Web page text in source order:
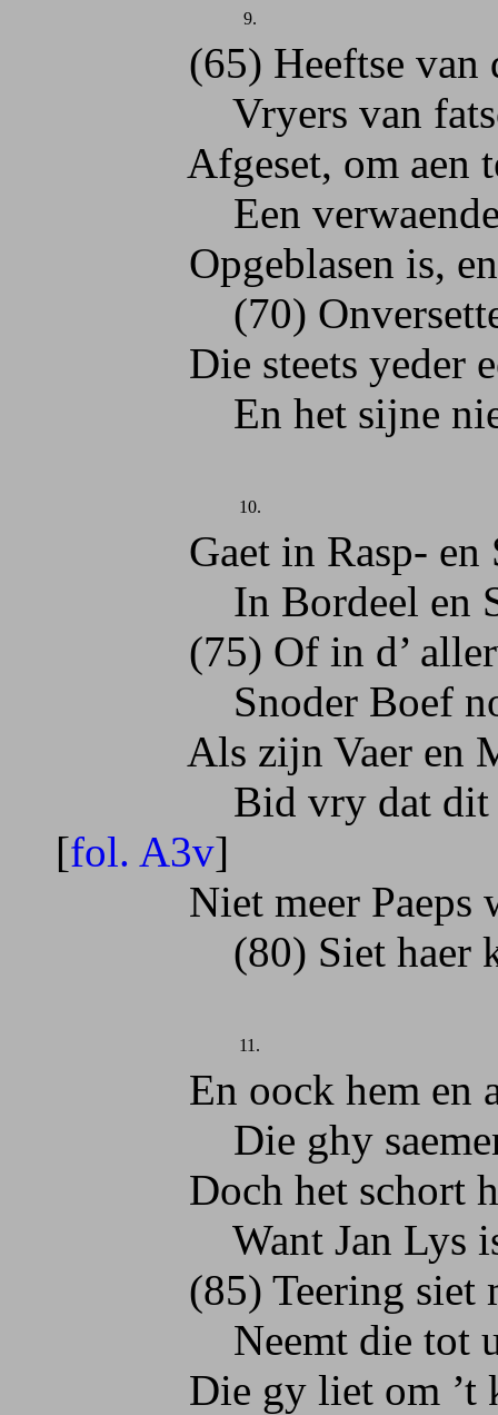
9.
(65) Heeftse van
Vryers van
Afgeset, om aen te
Een verwaende
Opgeblasen is, en
(70)
Die steets yeder
En het sijne niet
10.
Gaet in Rasp- en
In Bordeel en
(75) Of in d’
Snoder Boef noch
Als zijn Vaer en
Bid vry dat dit
[fol. A3v]
Niet meer Paeps
(80) Siet haer kist
11.
En oock hem en al
Die ghy saemen
Doch het schort
Want Jan Lys is
(85) Teering siet
Neemt die tot u
Die gy liet om ’t